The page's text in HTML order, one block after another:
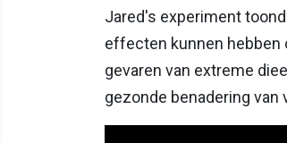
Jared's experiment
effecten kunnen hebben
gevaren van extreme
gezonde benadering van